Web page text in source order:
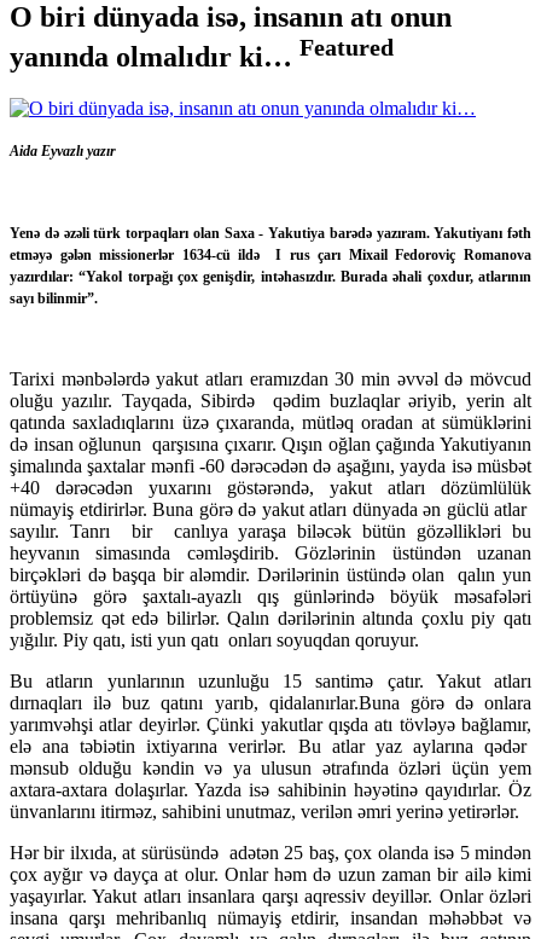
O biri dünyada isə, insanın atı onun
yanında olmalıdır ki… Featured
Aida Eyvazlı yazır
Yenə də əzəli türk torpaqları olan Saxa - Yakutiya barədə yazıram. Yakutiyanı fəth
etməyə gələn missionerlər 1634-cü ildə I rus çarı Mixail Fedoroviç Romanova
yazırdılar: “Yakol torpağı çox genişdir, intəhasızdır. Burada əhali çoxdur, atlarının
sayı bilinmir”.
Tarixi mənbələrdə yakut atları eramızdan 30 min əvvəl də mövcud
oluğu yazılır. Tayqada, Sibirdə qədim buzlaqlar əriyib, yerin alt
qatında saxladıqlarını üzə çıxaranda, mütləq oradan at sümüklərini
də insan oğlunun qarşısına çıxarır. Qışın oğlan çağında Yakutiyanın
şimalında şaxtalar mənfi -60 dərəcədən də aşağını, yayda isə müsbət
+40 dərəcədən yuxarını göstərəndə, yakut atları dözümlülük
nümayiş etdirirlər. Buna görə də yakut atları dünyada ən güclü atlar
sayılır. Tanrı bir canlıya yaraşa biləcək bütün gözəllikləri bu
heyvanın simasında cəmləşdirib. Gözlərinin üstündən uzanan
birçəkləri də başqa bir aləmdir. Dərilərinin üstündə olan qalın yun
örtüyünə görə şaxtalı-ayazlı qış günlərində böyük məsafələri
problemsiz qət edə bilirlər. Qalın dərilərinin altında çoxlu piy qatı
yığılır. Piy qatı, isti yun qatı onları soyuqdan qoruyur.
Bu atların yunlarının uzunluğu 15 santimə çatır. Yakut atları
dırnaqları ilə buz qatını yarıb, qidalanırlar.Buna görə də onlara
yarımvəhşi atlar deyirlər. Çünki yakutlar qışda atı tövləyə bağlamır,
elə ana təbiətin ixtiyarına verirlər. Bu atlar yaz aylarına qədər
mənsub olduğu kəndin və ya ulusun ətrafında özləri üçün yem
axtara-axtara dolaşırlar. Yazda isə sahibinin həyətinə qayıdırlar. Öz
ünvanlarını itirməz, sahibini unutmaz, verilən əmri yerinə yetirərlər.
Hər bir ilxıda, at sürüsündə adətən 25 baş, çox olanda isə 5 mindən
çox ayğır və dayça at olur. Onlar həm də uzun zaman bir ailə kimi
yaşayırlar. Yakut atları insanlara qarşı aqressiv deyillər. Onlar özləri
insana qarşı mehribanlıq nümayiş etdirir, insandan məhəbbət və